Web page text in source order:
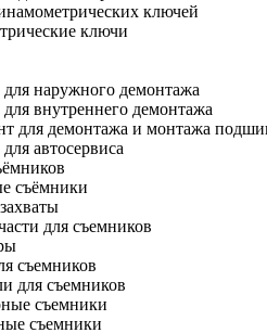
ключей
ключи
наружного демонтажа
внутреннего демонтажа
для демонтажа и монтажа
автосервиса
съёмники
для съемников
съемников
для съемников
съемники
съемники